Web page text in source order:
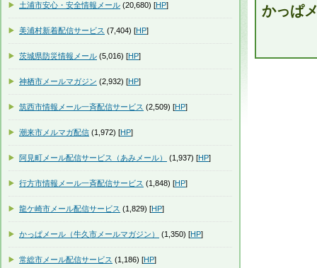
かっぱ
土浦市安心・安全情報メール (20,680) [HP]
美浦村新着配信サービス (7,404) [HP]
茨城県防災情報メール (5,016) [HP]
神栖市メールマガジン (2,932) [HP]
筑西市情報メール一斉配信サービス (2,509) [HP]
潮来市メルマガ配信 (1,972) [HP]
阿見町メール配信サービス（あみメール） (1,937) [HP]
行方市情報メール一斉配信サービス (1,848) [HP]
龍ケ崎市メール配信サービス (1,829) [HP]
かっぱメール（牛久市メールマガジン） (1,350) [HP]
常総市メール配信サービス (1,186) [HP]